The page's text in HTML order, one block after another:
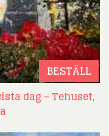
BESTÄLL
dag – Tehuset,